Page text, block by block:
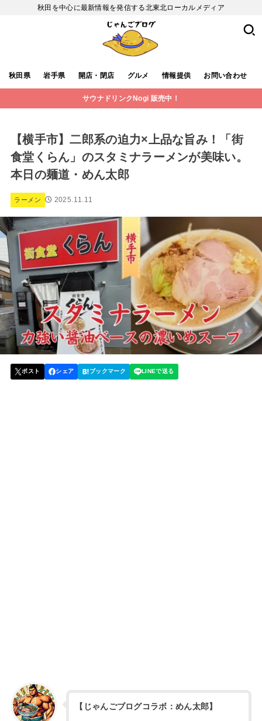
秋田を中心に最新情報を発信する北東北ローカルメディア
秋田県 岩手県 開店・閉店 グルメ 情報提供 お問い合わせ
サウナドリンクNogi 販売中！
【横手市】二郎系の迫力×上品な旨み！「街
食堂くらん」のスタミナラーメンが美味い。
本日の麺道・めん太郎
ラーメン 2025.11.11
【じゃんごブログコラボ：めん太郎】